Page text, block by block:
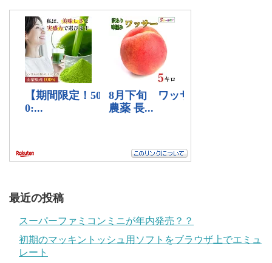
最近の投稿
スーパーファミコンミニが年内発売？？
初期のマッキントッシュ用ソフトをブラウザ上でエミュ
レート